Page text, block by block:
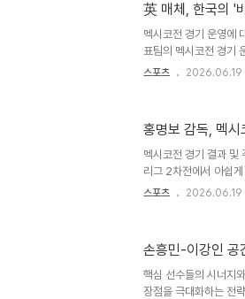
서 가족의 축구에 대한
동조하며 가족의 축구
英 매체, 한국의 '
멕시코전 경기 운영에
표팀의 멕시코전 경기
'실점 장면을 제외하면
데 그쳤습니다. 홍명보
수들이 최선을 다했고
콜의 ..
스포츠 2026.06.19
홍명보 감독, 멕시
멕시코전 경기 결과 및
리그 2차전에서 아쉽
반 단 한 번의 실수가
니다. 상대 팀의 스피드
시사했습니다. 향후 전
매우 중요..
스포츠 2026.06.19
손흥민-이강인 공
핵심 선수들의 시너지
장점을 극대화하는 전